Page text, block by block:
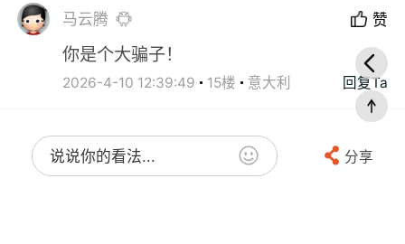
马云腾 赞
你是个大骗子！
2026-4-10 12:39:49 15楼 意大利 回复Ta
说说你的看法... 分享